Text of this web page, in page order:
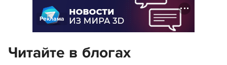
Реклама
Читайте в блогах